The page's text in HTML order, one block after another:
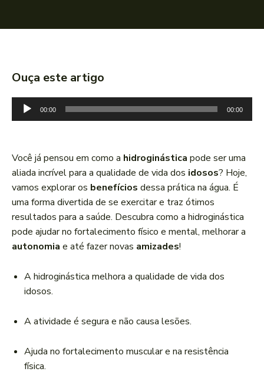
Ouça este artigo
o
d
o
r
d
e
á
u
00:00 00:00
Você já pensou em como a hidroginástica pode ser uma
aliada incrível para a qualidade de vida dos idosos? Hoje,
vamos explorar os benefícios dessa prática na água. É
uma forma divertida de se exercitar e traz ótimos
resultados para a saúde. Descubra como a hidroginástica
pode ajudar no fortalecimento físico e mental, melhorar a
autonomia e até fazer novas amizades!
A hidroginástica melhora a qualidade de vida dos
idosos.
A atividade é segura e não causa lesões.
Ajuda no fortalecimento muscular e na resistência
física.